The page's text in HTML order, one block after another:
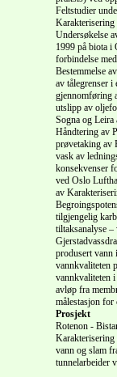
Feltstudier
Karakterisering
Undersøkelse
1999 på biota i
forbindelse
Bestemmelse
av tålegrenser i
gjennomføring
utslipp av
Sogna og
Håndtering av
prøvetaking av
vask av
konsekvenser
ved Oslo
av
tilgjengelig
tiltaksanalyse
produsert vann
vannkvaliteten
vannkvaliteten
avløp fra
målestasjon for
Prosjekt
Rotenon -
vann og slam
tunnelarbeider